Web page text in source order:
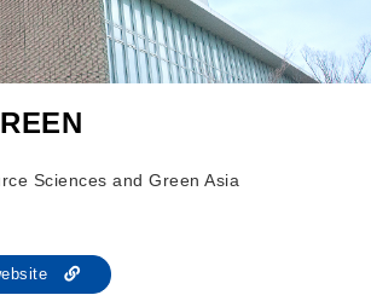
Sciences and Green Asia